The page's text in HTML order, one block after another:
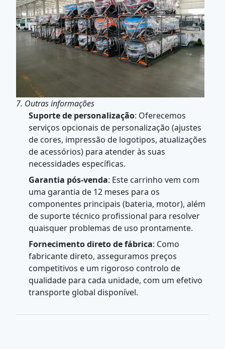
7. Outras informações
Suporte de personalização: Oferecemos
serviços opcionais de personalização (ajustes
de cores, impressão de logotipos, atualizações
de acessórios) para atender às suas
necessidades específicas.
Garantia pós-venda: Este carrinho vem com
uma garantia de 12 meses para os
componentes principais (bateria, motor), além
de suporte técnico profissional para resolver
quaisquer problemas de uso prontamente.
Fornecimento direto de fábrica: Como
fabricante direto, asseguramos preços
competitivos e um rigoroso controlo de
qualidade para cada unidade, com um efetivo
transporte global disponível.